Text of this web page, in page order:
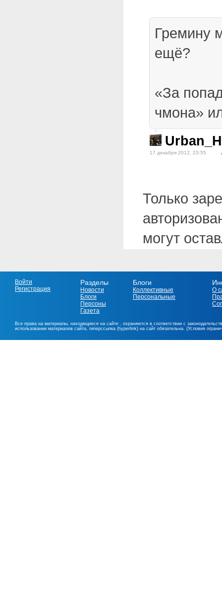
Гремину
ещё?
«За
чмона»
17 декабря 2012, 23:55
Только
могут
Войти
Регистрация
Разделы
Новости
Блоги
Персоны
Газета
Блоги
Коллективные
Персональные
О
Все права на материалы, находящиеся на сайте , охраняются в соответствии с
использовании материалов сайта, гиперссылка (hyperlink) на сайт обязательна. (Условия